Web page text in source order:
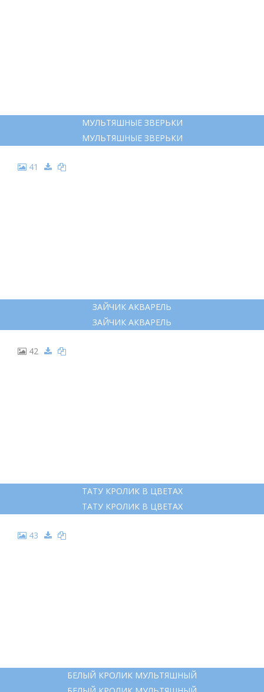
МУЛЬТЯШНЫЕ ЗВЕРЬКИ
МУЛЬТЯШНЫЕ ЗВЕРЬКИ
41
ЗАЙЧИК АКВАРЕЛЬ
ЗАЙЧИК АКВАРЕЛЬ
42
ТАТУ КРОЛИК В ЦВЕТАХ
ТАТУ КРОЛИК В ЦВЕТАХ
43
БЕЛЫЙ КРОЛИК МУЛЬТЯШНЫЙ